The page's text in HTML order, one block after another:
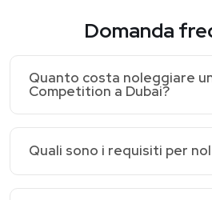
Domanda
Quanto costa noleggiare
Competition a Dubai?
Quali sono i requisiti per